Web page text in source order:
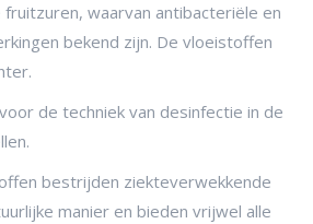
fruitzuren, waarvan antibacteriële en
bekend zijn. De vloeistoffen
de techniek van desinfectie in de
bestrijden ziekteverwekkende
manier en bieden vrijwel alle